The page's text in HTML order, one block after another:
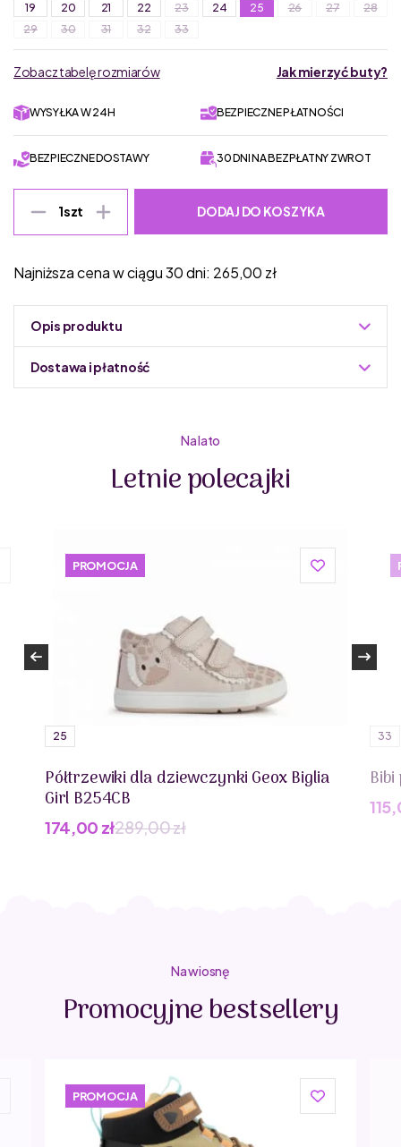
19 20 21 22 23 24 25 26 27
28
29
30 31 32 33
Zobacz tabelę rozmiarów Jak mierzyć buty?
WYSYŁKA W 24H BEZPIECZNE PŁATNOŚCI
BEZPIECZNE DOSTAWY 30 DNI NA BEZPŁATNY ZWROT
1szt DODAJ DO KOSZYKA
Najniższa cena w ciągu 30 dni: 265,00 zł
Opis produktu
Trzewiki wykonane z wysokojakościowej skóry naturalnej.
technologii, dzięki której obuwie jest miękkie i elastyczne.
Zapięcie na rzepy. Komfortowa wkładka ze skóry. Dzięki
polski producent markowych bucików
dziecięcych. Jest to rodzinna firma działająca na rynku
obuwia dziecięcego od 18 lat. Mido Shoes pochodzi z
lubelskim. Podobnie jak polska firma Mrugała produkują
tylko najwyższej klasy buciki skórzane.
Dostawa i płatność
Na lato
Letnie polecajki
PROMOCJA
25
Półtrzewiki dla dziewczynki Geox Biglia
Girl B254CB
289,00zł
Pierwotna
174,00 zł
Aktualna
33
Bibi
Na wiosnę
Promocyjne bestsellery
PROMOCJA